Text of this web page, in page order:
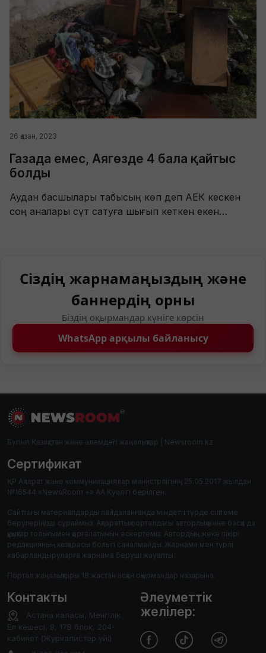
26 қазан, 2023
Газада емес, Аягөзде 4 бала қайтыс
болды
Аудан басшылары табысың көп деп АЕК кескен
соң аналары сүт сатуға шығып кеткен екен…
Сіздің жарнамаңыздың және
баннердің орны
Біздің оқырмандар күніге көрсін
WhatsApp арқылы байланысу
Бүгінгі Қазақстан және әлемдегі жаңалықтар | Newsroom.kz
Сертификат
ҚР Ақпарат және коммуникациялар министрлігінің 25.05.2017 жылдан
№16544 «NewsRoom +» АА Куәлігі берілген.
Сайттағы материалдарды пайдаланғанда міндетті түрде сілтеме
берулеріңізді сұраймыз. Ақпараттық порталдағы авторлық және басқа да
құқықтар толығымен қорғалатынын ескертеміз. Автордың жеке пікірі
редакцияның көзқарасы болып саналмайды. Жарнама мен түрлі
хабарландыруларға жарнама беруші жауапты.
Портал жаңалықтары 18 жастан асқан оқырмандар назарына.
Контакты
Астана каласы, Менгілік
Ел кешесі, 8, 17В блок, 204-
кабинет (Журналистер уйі)
Әлеуметтік
желілер: